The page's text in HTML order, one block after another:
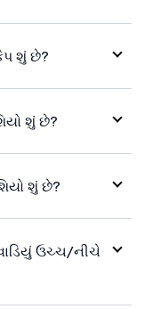
શું છે?
શું છે?
શું છે?
ઉચ્ચ/નીચે